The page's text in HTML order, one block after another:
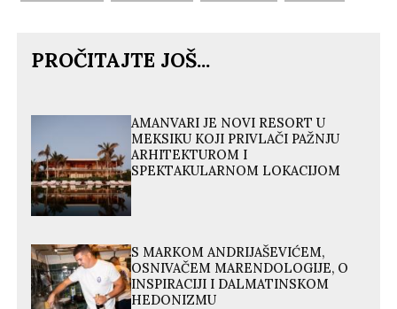
PROČITAJTE JOŠ...
AMANVARI JE NOVI RESORT U
MEKSIKU KOJI PRIVLAČI PAŽNJU
ARHITEKTUROM I
SPEKTAKULARNOM LOKACIJOM
S MARKOM ANDRIJAŠEVIĆEM,
OSNIVAČEM MARENDOLOGIJE, O
INSPIRACIJI I DALMATINSKOM
HEDONIZMU